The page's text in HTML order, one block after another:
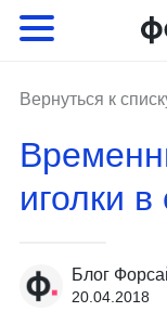
Вернуться к
иголки в
Блог
20.04.2018